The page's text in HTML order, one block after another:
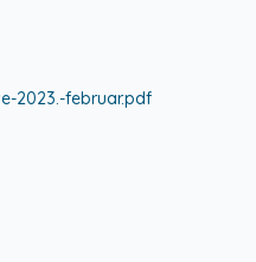
2023.-februar.pdf